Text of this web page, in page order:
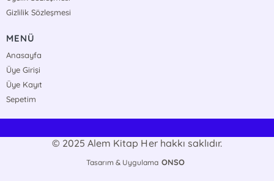
Gizlilik Sözleşmesi
MENÜ
Anasayfa
Üye Girişi
Üye Kayıt
Sepetim
© 2025 Alem Kitap Her hakkı saklıdır.
Tasarım & Uygulama ONSO